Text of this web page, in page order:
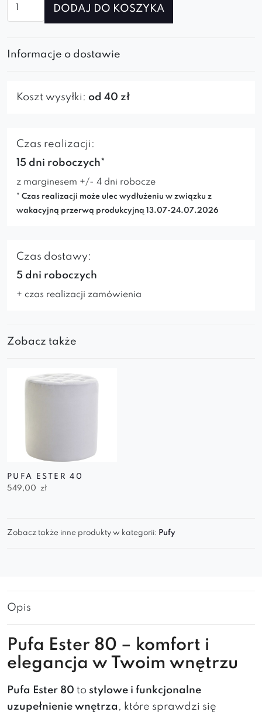
Pufa
DODAJ DO KOSZYKA
Informacje o dostawie
Koszt wysyłki: od 40 zł
Czas realizacji:
15 dni roboczych*
z marginesem +/- 4 dni robocze
* Czas realizacji może ulec wydłużeniu w związku z
wakacyjną przerwą produkcyjną 13.07-24.07.2026
Czas dostawy:
5 dni roboczych
+ czas realizacji zamówienia
Zobacz także
PUFA ESTER 40
549,00
zł
Zobacz także inne produkty w kategorii: Pufy
Opis
Pufa Ester 80 – komfort i
elegancja w Twoim wnętrzu
Pufa Ester 80 to stylowe i funkcjonalne
uzupełnienie wnętrza , które sprawdzi się